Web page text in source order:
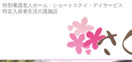
特別養護老人ホーム・ショートステイ・デイサービス
特定入居者生活介護施設